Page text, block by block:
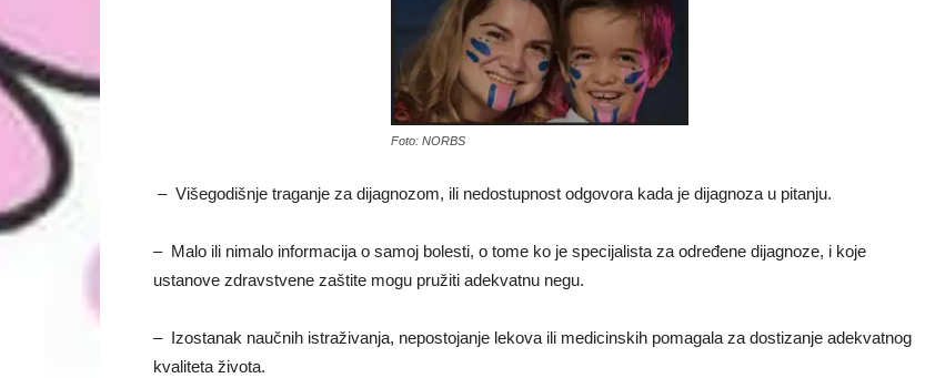
Foto: NORBS
– Višegodišnje traganje za dijagnozom, ili nedostupnost odgovora kada je dijagnoza u pitanju.
– Malo ili nimalo informacija o samoj bolesti, o tome ko je specijalista za određene dijagnoze, i koje
ustanove zdravstvene zaštite mogu pružiti adekvatnu negu.
– Izostanak naučnih istraživanja, nepostojanje lekova ili medicinskih pomagala za dostizanje adekvatnog
kvaliteta života.